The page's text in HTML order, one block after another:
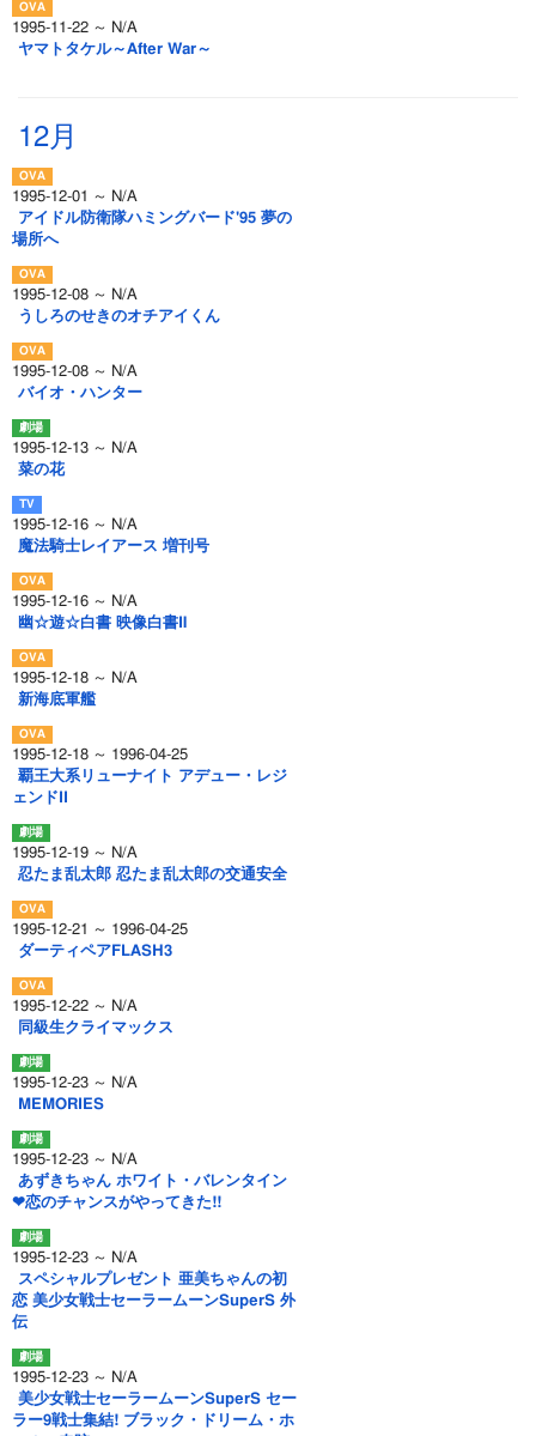
1995-11-22 ～ N/A
ヤマトタケル～After War～
12月
1995-12-01 ～ N/A
アイドル防衛隊ハミングバード'95 夢の
場所へ
1995-12-08 ～ N/A
うしろのせきのオチアイくん
1995-12-08 ～ N/A
バイオ・ハンター
1995-12-13 ～ N/A
菜の花
1995-12-16 ～ N/A
魔法騎士レイアース 増刊号
1995-12-16 ～ N/A
幽☆遊☆白書 映像白書Ⅱ
1995-12-18 ～ N/A
新海底軍艦
1995-12-18 ～ 1996-04-25
覇王大系リューナイト アデュー・レジ
ェンドII
1995-12-19 ～ N/A
忍たま乱太郎 忍たま乱太郎の交通安全
1995-12-21 ～ 1996-04-25
ダーティペアFLASH3
1995-12-22 ～ N/A
同級生クライマックス
1995-12-23 ～ N/A
MEMORIES
1995-12-23 ～ N/A
あずきちゃん ホワイト・バレンタイン
❤恋のチャンスがやってきた!!
1995-12-23 ～ N/A
スペシャルプレゼント 亜美ちゃんの初
恋 美少女戦士セーラームーンSuperS 外
伝
1995-12-23 ～ N/A
美少女戦士セーラームーンSuperS セー
ラー9戦士集結! ブラック・ドリーム・ホ